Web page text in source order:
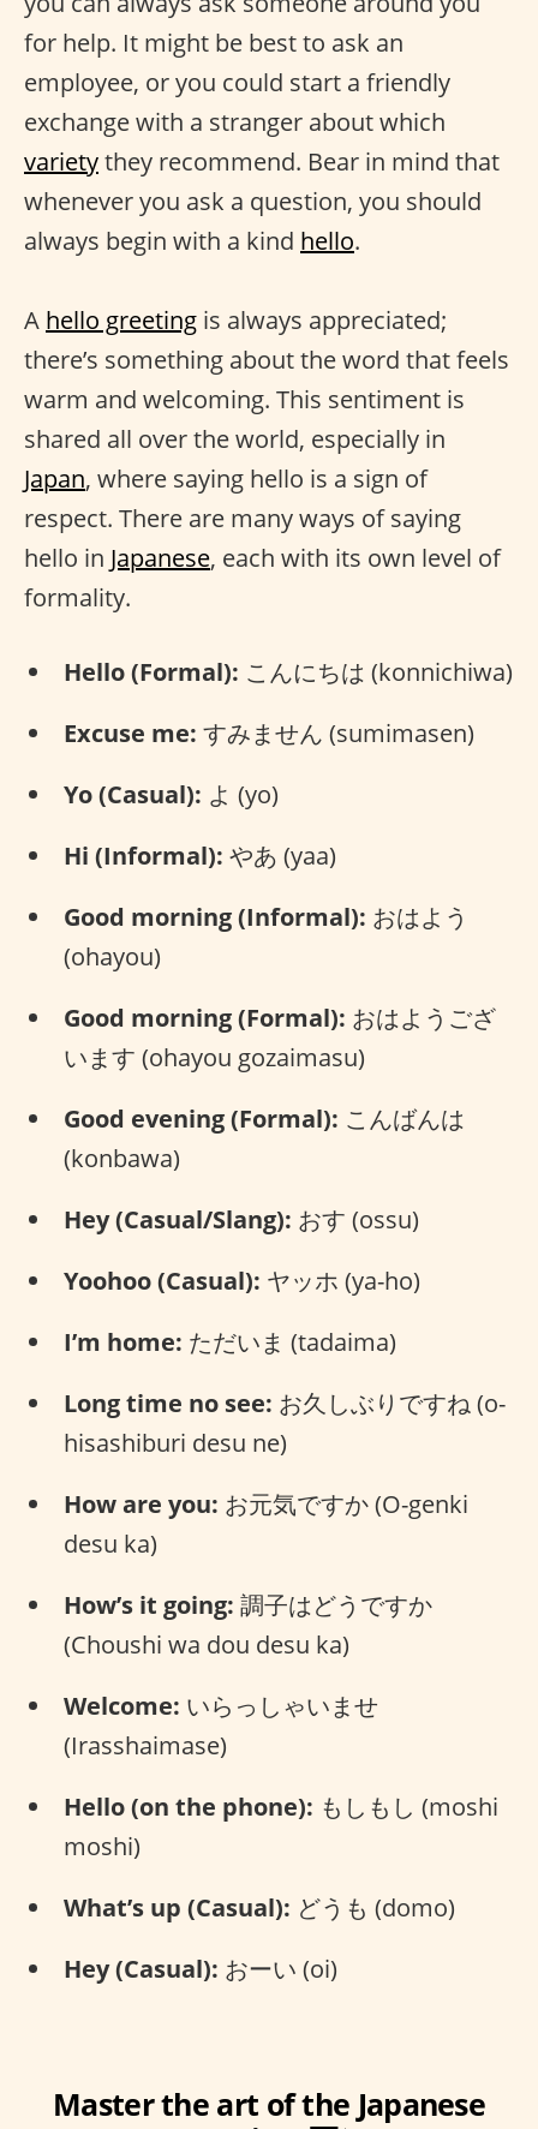
for help. It might be best to ask an
employee, or you could start a friendly
exchange with a stranger about which
varietythey recommend. Bear in mind that
whenever you ask a question, you should
always begin with a kind hello.
A hello greeting is always appreciated;
there’s something about the word that feels
warm and welcoming. This sentiment is
shared all over the world, especially in
Japan, where saying hello is a sign of
respect. There are many ways of saying
hello in Japanese, each with its own level of
formality.
Hello (Formal): こんにちは (konnichiwa)
Excuse me: すみません (sumimasen)
Yo (Casual): よ (yo)
Hi (Informal): やあ (yaa)
Good morning (Informal): おはよう
(ohayou)
Good morning (Formal): おはようござ
います (ohayou gozaimasu)
Good evening (Formal): こんばんは
(konbawa)
Hey (Casual/Slang): おす (ossu)
Yoohoo (Casual): ヤッホ (ya-ho)
I’m home: ただいま (tadaima)
Long time no see: お久しぶりですね (o-
hisashiburi desu ne)
How are you: お元気ですか (O-genki
desu ka)
How’s it going: 調子はどうですか
(Choushi wa dou desu ka)
Welcome: いらっしゃいませ
(Irasshaimase)
Hello (on the phone): もしもし (moshi
moshi)
What’s up (Casual): どうも (domo)
Hey (Casual): おーい (oi)
Master the art of the Japanese